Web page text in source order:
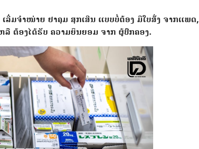
ລີ່ມຈຳໜ່າຍ ຢາຄຸມ ສຸກເສີນ ແບບບໍ່ຕ້ອງ ມີໃບສັ່ງ ຈາກແພດ,
ຕ້ອງໄດ້ຮັບ ຄວາມຍິນຍອມ ຈາກ ຜູ້ປົກຄອງ.